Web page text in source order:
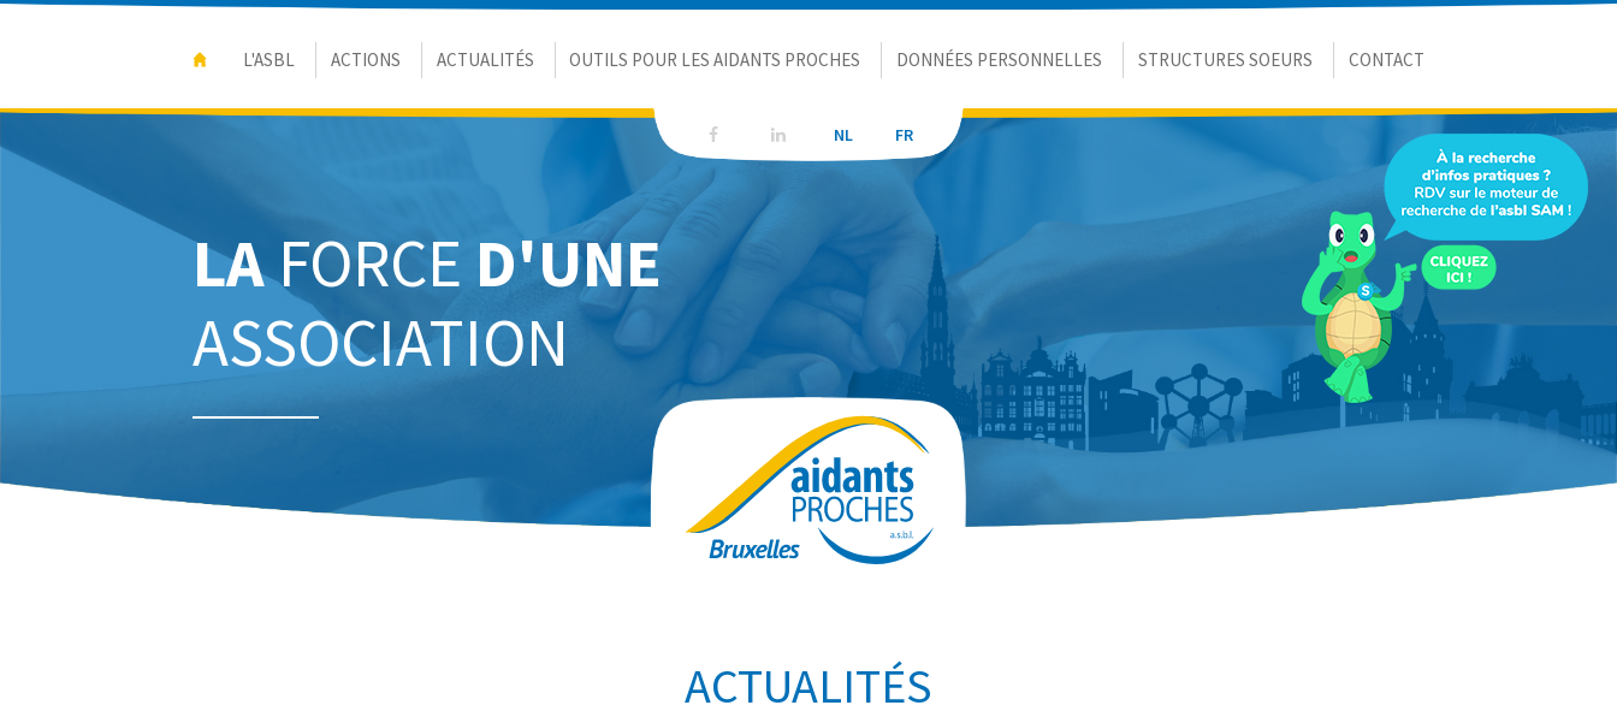
NL FR
L'ASBL ACTIONS ACTUALITÉS OUTILS POUR LES AIDANTS PROCHES DONNÉES PERSONNELLES STRUCTURES SOEURS CONTACT
NL FR
LAFORCE D'UNE
ASSOCIATION
ACTUALITÉS